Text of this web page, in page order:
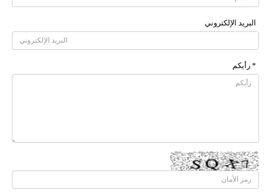
البرید الإلکتروني
* رأیکم